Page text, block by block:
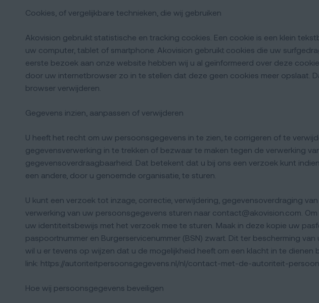
Cookies, of vergelijkbare technieken, die wij gebruiken
Akovision gebruikt statistische en tracking cookies. Een cookie is een klein
uw computer, tablet of smartphone. Akovision gebruikt cookies die uw
eerste bezoek aan onze website hebben wij u al geïnformeerd over deze
door uw internetbrowser zo in te stellen dat deze geen cookies meer opslaat.
browser verwijderen.
Gegevens inzien, aanpassen of verwijderen
U heeft het recht om uw persoonsgegevens in te zien, te corrigeren of te
gegevensverwerking in te trekken of bezwaar te maken tegen de verwerking
gegevensoverdraagbaarheid. Dat betekent dat u bij ons een verzoek kunt
een andere, door u genoemde organisatie, te sturen.
U kunt een verzoek tot inzage, correctie, verwijdering, gegevensoverdraging
verwerking van uw persoonsgegevens sturen naar contact@akovision.com.
uw identiteitsbewijs met het verzoek mee te sturen. Maak in deze kopie uw
paspoortnummer en Burgerservicenummer (BSN) zwart. Dit ter bescherming
wil u er tevens op wijzen dat u de mogelijkheid heeft om een klacht in te
link: https://autoriteitpersoonsgegevens.nl/nl/contact-met-de-autoriteit-
Hoe wij persoonsgegevens beveiligen